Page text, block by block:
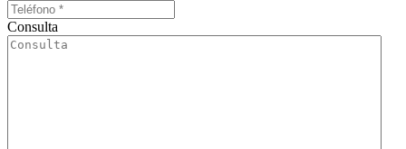
Consulta